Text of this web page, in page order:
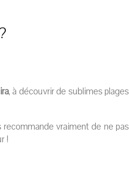
, à découvrir de sublimes plages
vraiment de ne pas
!